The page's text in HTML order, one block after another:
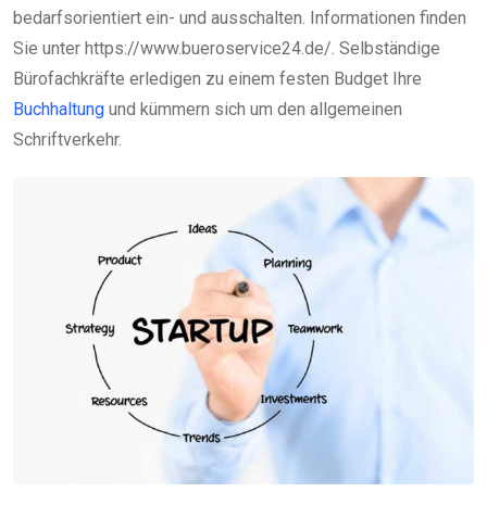
bedarfsorientiert ein- und ausschalten. Informationen finden
Sie unter https://www.bueroservice24.de/. Selbständige
Bürofachkräfte erledigen zu einem festen Budget Ihre
Buchhaltung und kümmern sich um den allgemeinen
Schriftverkehr.